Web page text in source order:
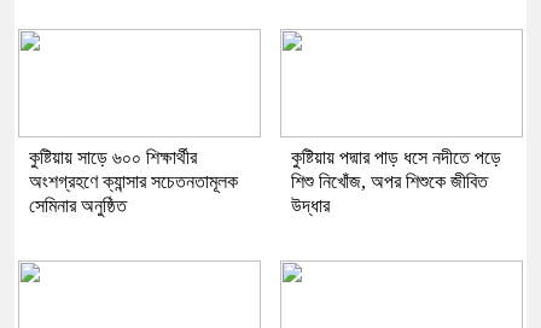
কুষ্টিয়ায় সাড়ে ৬০০ শিক্ষার্থীর
অংশগ্রহণে ক্যান্সার সচেতনতামূলক
সেমিনার অনুষ্ঠিত
কুষ্টিয়ায় পদ্মার পাড় ধসে নদীতে পড়ে
শিশু নিখোঁজ, অপর শিশুকে জীবিত
উদ্ধার